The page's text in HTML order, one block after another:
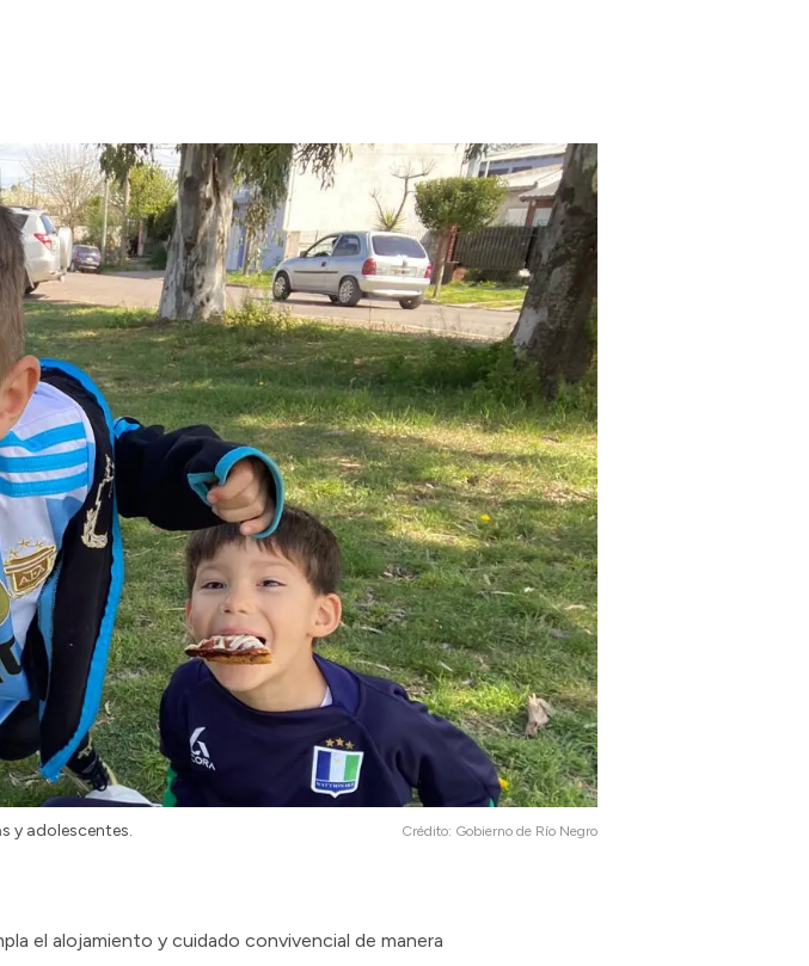
y adolescentes. Crédito: Gobierno de Río Negro
el alojamiento y cuidado convivencial de manera